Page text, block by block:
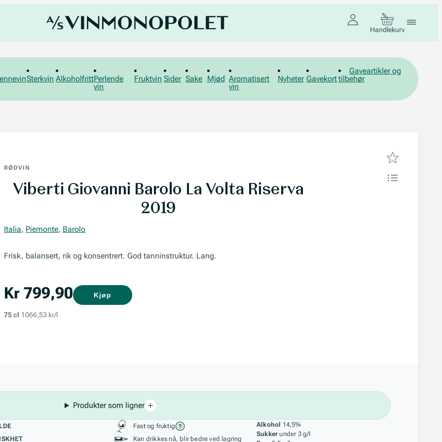
Handlekurv
Sterkvin AlkoholfrittPerlende
vin
Fruktvin Sider Sake Mjød Aromatisert
vin
Nyheter Gavekort
Gaveartikler og
tilbehør
RØDVIN
Viberti Giovanni Barolo La Volta Riserva
2019
Italia, Piemonte, Barolo
Frisk, balansert, rik og konsentrert. God tanninstruktur. Lang.
Kr 799,90
75 cl 1066,53 kr/l
Kjøp
Produkter som ligner
Stil, lagring og råstoff
Fast og fruktig
Kan drikkes nå, blir bedre ved lagring
Alkohol 14,5%
Sukker under 3 g/l